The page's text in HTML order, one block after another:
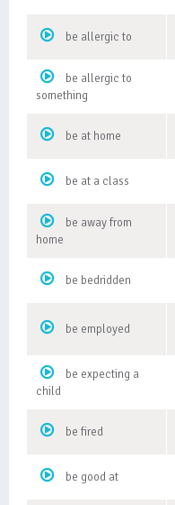
be allergic to
be allergic to
something
be at home
be at a class
be away from
home
be bedridden
be employed
be expecting a
child
be fired
be good at